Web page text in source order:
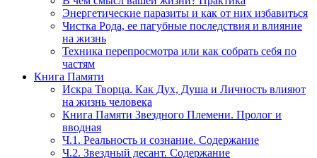
Энергетические паразиты и как от них избавиться
Чистка Рода, ее пагубные последствия и влияние
на жизнь
Техника перепросмотра или как собрать себя по
частям
Книга Памяти
Искра Творца. Как Дух, Душа и Личность влияют
на жизнь человека
Книга Памяти Звездного Племени. Пролог и
вводная
Ч.1. Реальность и сознание. Содержание
Ч.2. Звездный десант. Содержание